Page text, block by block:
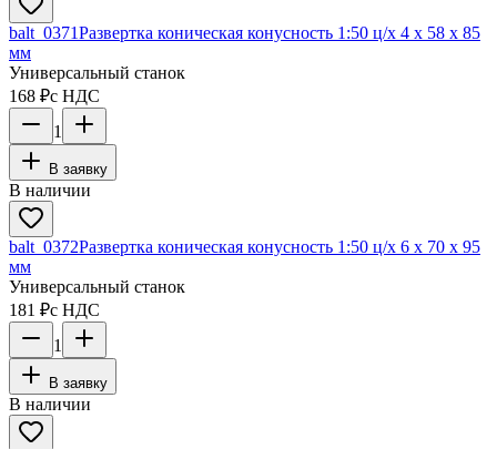
balt_0371Развертка коническая конусность 1:50 ц/х 4 х 58 х 85
мм
Универсальный станок
168 ₽с НДС
1
В заявку
В наличии
balt_0372Развертка коническая конусность 1:50 ц/х 6 х 70 х 95
мм
Универсальный станок
181 ₽с НДС
1
В заявку
В наличии